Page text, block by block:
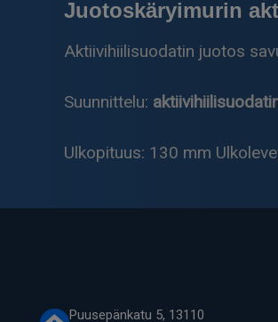
Juotoskäryimurin
Aktiivihiilisuodatin juotos
Suunnittelu:
Ulkopituus: 130 mm
Puusepänkatu 5, 13110